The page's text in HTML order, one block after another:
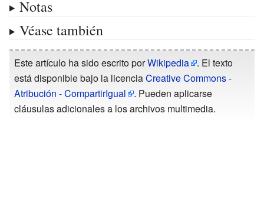
Notas
Véase también
Este artículo ha sido escrito porWikipedia
. El texto
está disponible bajo la licenciaCreative Commons -
Atribución - CompartirIgual
. Pueden aplicarse
cláusulas adicionales a los archivos multimedia.